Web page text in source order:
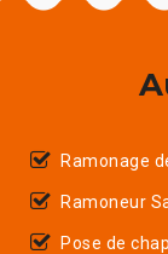
Ramonage
Ramoneur
Pose de